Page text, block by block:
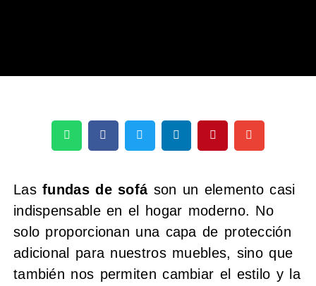
Lasfundas de sofáson un elemento casi
indispensable en el hogar moderno. No
solo proporcionan una capa de protección
adicional para nuestros muebles, sino que
también nos permiten cambiar el estilo y la